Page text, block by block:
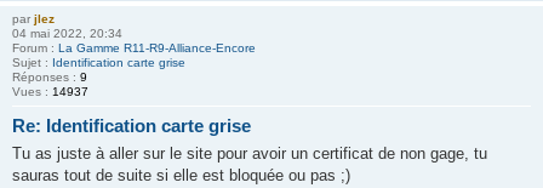
par jlez
04 mai 2022, 20:34
Forum : La Gamme R11-R9-Alliance-Encore
Sujet : Identification carte grise
Réponses : 9
Vues : 14937
Re: Identification carte grise
Tu as juste à aller sur le site pour avoir un certificat de non gage, tu
sauras tout de suite si elle est bloquée ou pas ;)